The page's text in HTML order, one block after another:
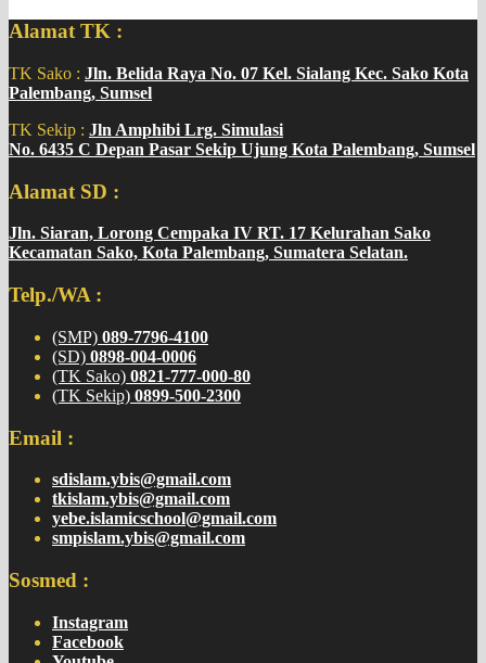
Alamat TK :
TK Sako : Jln. Belida Raya No. 07 Kel. Sialang Kec. Sako Kota
Palembang, Sumsel
TK Sekip : Jln Amphibi Lrg. Simulasi
No. 6435 C Depan Pasar Sekip Ujung Kota Palembang, Sumsel
Alamat SD :
Jln. Siaran, Lorong Cempaka IV RT. 17 Kelurahan Sako
Kecamatan Sako, Kota Palembang, Sumatera Selatan.
Telp./WA :
(SMP) 089-7796-4100
(SD) 0898-004-0006
(TK Sako) 0821-777-000-80
(TK Sekip) 0899-500-2300
Email :
sdislam.ybis@gmail.com
tkislam.ybis@gmail.com
yebe.islamicschool@gmail.com
smpislam.ybis@gmail.com
Sosmed :
Instagram
Facebook